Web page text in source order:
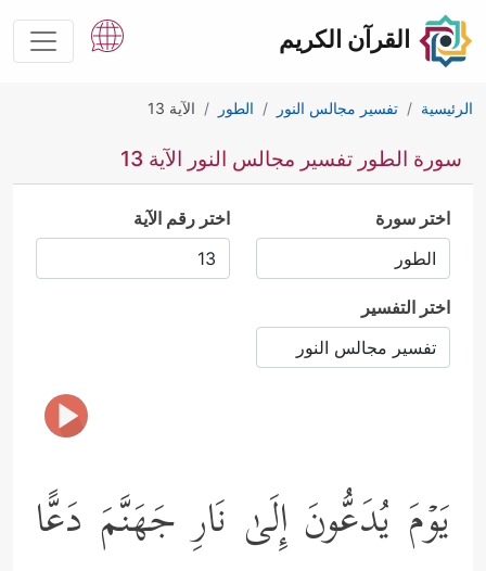
القرآن الكريم
الرئيسية تفسير مجالس النور الطور الآية 13
سورة الطور تفسير مجالس النور الآية 13
اختر سورة اختر رقم الآية
اختر التفسير
یَوۡمَ یُدَعُّونَ إِلَىٰ نَارِ جَهَنَّمَ دَعًّا